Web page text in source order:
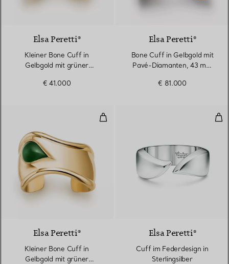
2 Materialien
Elsa Peretti®
Kleiner Bone Cuff in
Gelbgold mit grüner
€ 41.000
Elsa Peretti®
Bone Cuff in Gelbgold mit
Pavé-Diamanten, 43 mm
€ 81.000
Kleiner Bone Cuff in Gelbgold
Elsa Peretti®
Kleiner Bone Cuff in
Gelbgold mit grüner
Elsa Peretti®
Cuff im Federdesign in
Sterlingsilber